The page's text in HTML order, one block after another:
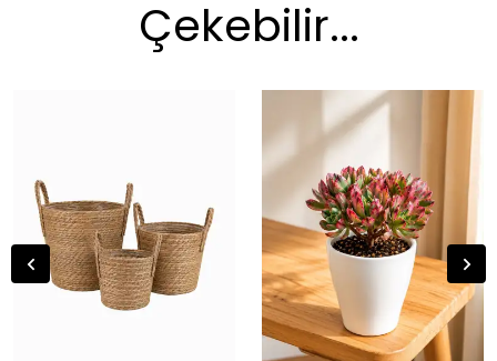
Çekebilir...